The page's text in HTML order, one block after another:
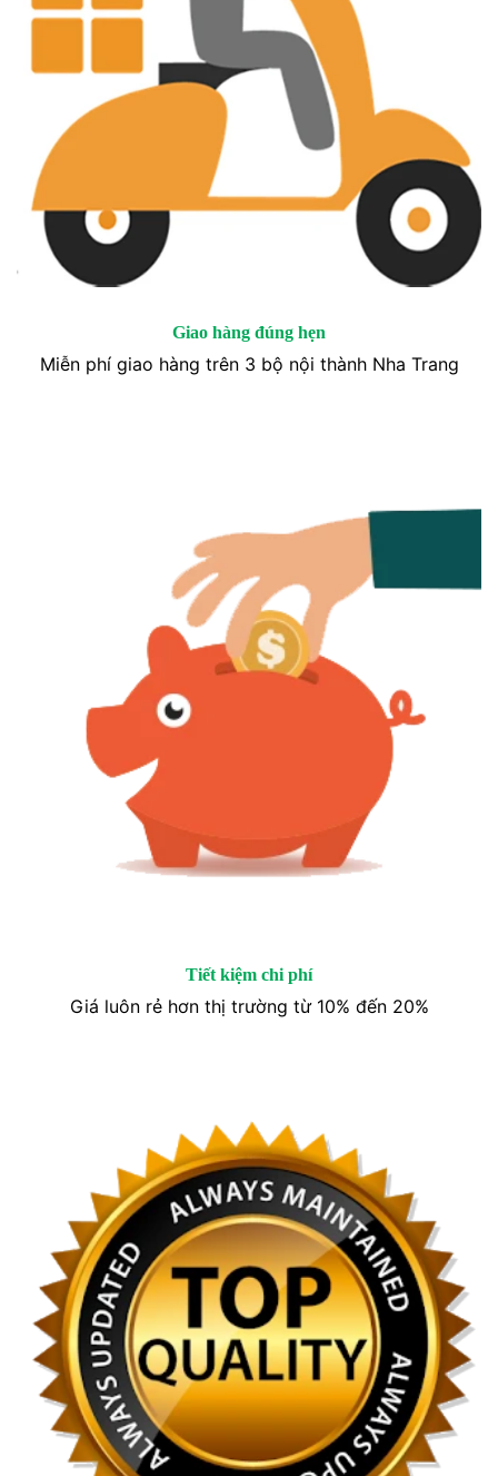
Giao hàng đúng hẹn
Miễn phí giao hàng trên 3 bộ nội thành Nha Trang
Tiết kiệm chi phí
Giá luôn rẻ hơn thị trường từ 10% đến 20%